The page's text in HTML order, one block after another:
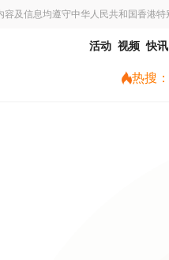
及信息均遵守中华人民共和国香港特
活动 视频 快讯
热搜：